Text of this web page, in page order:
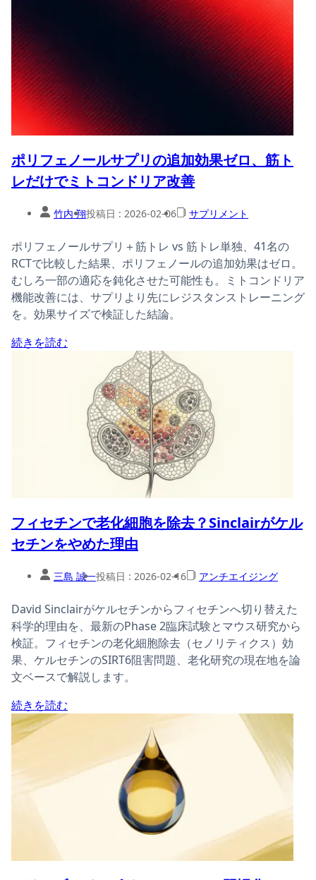
ポリフェノールサプリの追加効果ゼロ、筋ト
レだけでミトコンドリア改善
竹内 翔投稿日 : 2026-02-06 サプリメント
ポリフェノールサプリ＋筋トレ vs 筋トレ単独、41名の
RCTで比較した結果、ポリフェノールの追加効果はゼロ。
むしろ一部の適応を鈍化させた可能性も。ミトコンドリア
機能改善には、サプリより先にレジスタンストレーニング
を。効果サイズで検証した結論。
続きを読む
フィセチンで老化細胞を除去？Sinclairがケル
セチンをやめた理由
三島 誠一投稿日 : 2026-02-16 アンチエイジング
David Sinclairがケルセチンからフィセチンへ切り替えた
科学的理由を、最新のPhase 2臨床試験とマウス研究から
検証。フィセチンの老化細胞除去（セノリティクス）効
果、ケルセチンのSIRT6阻害問題、老化研究の現在地を論
文ベースで解説します。
続きを読む